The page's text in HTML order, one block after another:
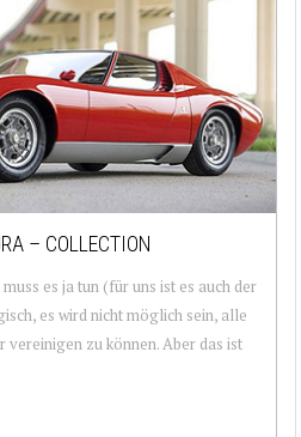
– COLLECTION
es ja tun (für uns ist es auch der
es wird nicht möglich sein, alle
zu können. Aber das ist